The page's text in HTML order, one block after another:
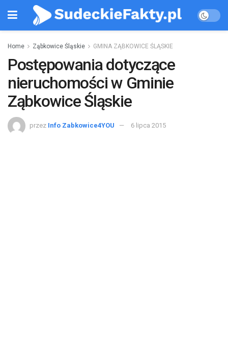
Home Ząbkowice Śląskie GMINA ZĄBKOWICE ŚLĄSKIE
Postępowania dotyczące
nieruchomości w Gminie
Ząbkowice Śląskie
przez Info Zabkowice4YOU 6 lipca 2015